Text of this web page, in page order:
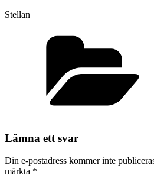
Stellan
Lämna ett svar
Din e-postadress kommer inte
märkta *